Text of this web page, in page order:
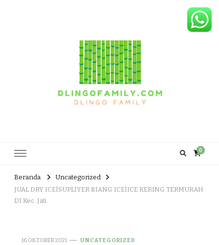
0
Beranda
Uncategorized
JUAL DRY ICE|SUPLIYER BIANG ICE|ICE KERING TERMURAH
DI Kec. Jati
16 OKTOBER 2021 UNCATEGORIZED